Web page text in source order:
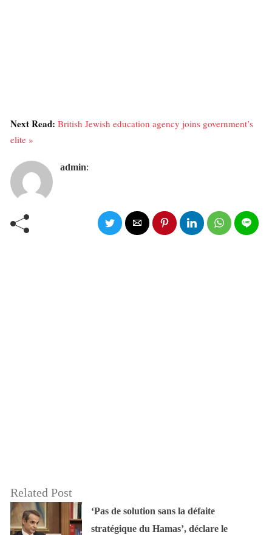
Next Read: British Jewish education agency joins government’s
elite »
admin:
Related Post
‘Pas de solution sans la défaite
stratégique du Hamas’, déclare le